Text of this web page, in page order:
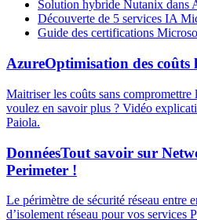
Solution hybride Nutanix dans
Découverte de 5 services IA
Guide des certifications
AzureOptimisation des coûts
Maitriser les coûts sans
voulez en savoir plus ? Vidéo
Paiola.
DonnéesTout savoir sur
Perimeter !
Le périmètre de sécurité réseau entre
d’isolement réseau pour vos services